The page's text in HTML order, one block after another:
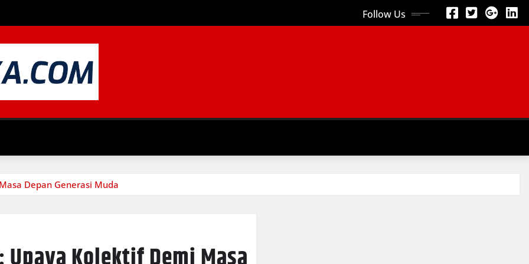
Follow Us
Depan Generasi Muda